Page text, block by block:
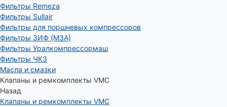
Фильтры Remeza
Фильтры Sullair
Фильтры для поршневых компрессоров
Фильтры ЗИФ (МЗА)
Фильтры Уралкомпрессормаш
Фильтры ЧКЗ
Масла и смазки
Клапаны и ремкомплекты VMC
Назад
Клапаны и ремкомплекты VMC